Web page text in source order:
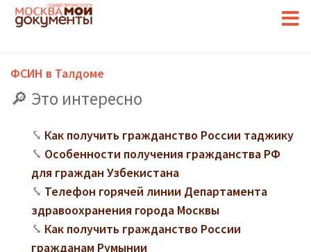
ФСИН в Талдоме
Это интересно
Как получить гражданство России таджику
Особенности получения гражданства РФ
для граждан Узбекистана
Телефон горячей линии Департамента
здравоохранения города Москвы
Как получить гражданство России
гражданам Румынии